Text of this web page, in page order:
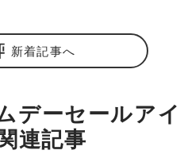
新着記事へ
デーセールアイ
連記事